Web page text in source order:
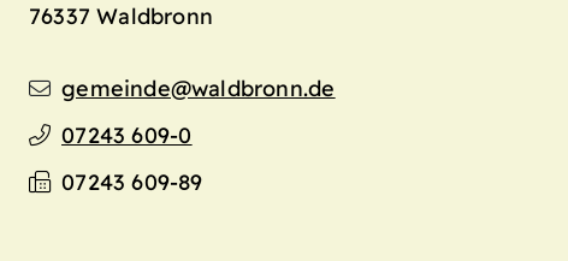
76337 Waldbronn
gemeinde@waldbronn.de
07243 609-0
07243 609-89